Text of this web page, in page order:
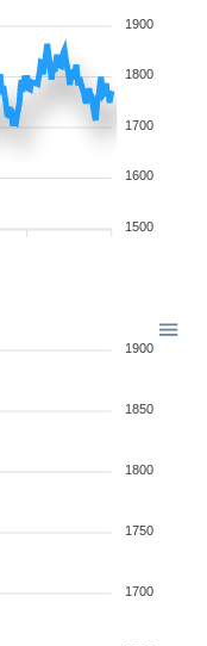
1900
1800
1700
1600
1500
1900
1850
1800
1750
1700